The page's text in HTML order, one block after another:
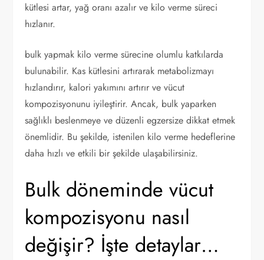
kütlesi artar, yağ oranı azalır ve kilo verme süreci
hızlanır.
bulk yapmak kilo verme sürecine olumlu katkılarda
bulunabilir. Kas kütlesini artırarak metabolizmayı
hızlandırır, kalori yakımını artırır ve vücut
kompozisyonunu iyileştirir. Ancak, bulk yaparken
sağlıklı beslenmeye ve düzenli egzersize dikkat etmek
önemlidir. Bu şekilde, istenilen kilo verme hedeflerine
daha hızlı ve etkili bir şekilde ulaşabilirsiniz.
Bulk döneminde vücut
kompozisyonu nasıl
değişir? İşte detaylar…